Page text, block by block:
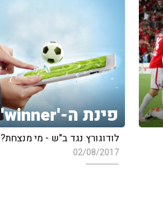
פינת ה-'winner'
לודוגורץ נגד ב"ש - מי מנצחת?
02/08/2017